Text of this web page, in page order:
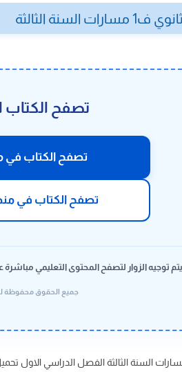
الثالثة
تصفح الكتاب
تصفح الكتاب في
تصفح الكتاب في
يتم توجيه الزوار لتصفح المحتوى التعليمي
جميع الحقوق محفوظة
السنة الثالثة الفصل الدراسي الاول تحميل مقرر